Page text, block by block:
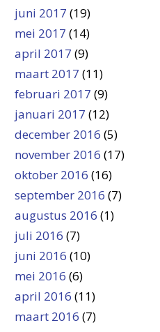
juni 2017 (19)
mei 2017 (14)
april 2017 (9)
maart 2017 (11)
februari 2017 (9)
januari 2017 (12)
december 2016 (5)
november 2016 (17)
oktober 2016 (16)
september 2016 (7)
augustus 2016 (1)
juli 2016 (7)
juni 2016 (10)
mei 2016 (6)
april 2016 (11)
maart 2016 (7)